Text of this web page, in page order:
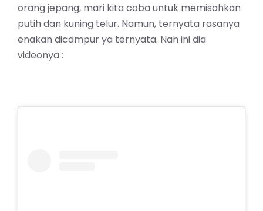
orang jepang, mari kita coba untuk memisahkan
putih dan kuning telur. Namun, ternyata rasanya
enakan dicampur ya ternyata. Nah ini dia
videonya :